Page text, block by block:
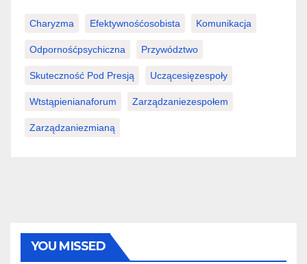
Charyzma Efektywnośćosobista Komunikacja
Odpornośćpsychiczna Przywództwo
Skuteczność Pod Presją Uczącesięzespoły
Wtstąpienianaforum Zarządzaniezespołem
Zarządzaniezmianą
YOU MISSED